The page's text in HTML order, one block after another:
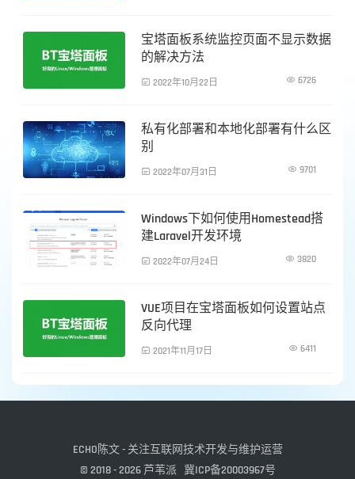
宝塔面板系统监控页面不显示数据
的解决方法
 2022年10月22日  6726
服务器运维
私有化部署和本地化部署有什么区
别
 2022年07月31日  9701
服务器运维
Windows下如何使用Homestead搭
建Laravel开发环境
 2022年07月24日  3820
VUE项目在宝塔面板如何设置站点
反向代理
 2021年11月17日  6411
ECHO陈文 - 关注互联网技术开发与维护运营
© 2018 - 2026 芦苇派 冀ICP备20003967号